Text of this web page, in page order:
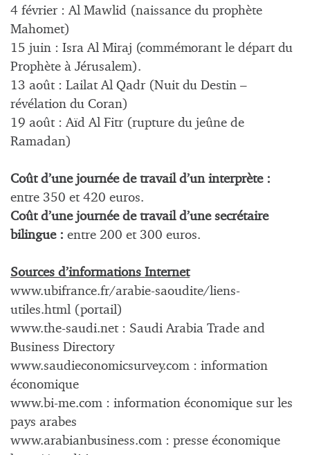
4 février : Al Mawlid (naissance du prophète
Mahomet)
15 juin : Isra Al Miraj (commémorant le départ du
Prophète à Jérusalem).
13 août : Lailat Al Qadr (Nuit du Destin –
révélation du Coran)
19 août : Aïd Al Fitr (rupture du jeûne de
Ramadan)
Coût d’une journée de travail d’un interprète :
entre 350 et 420 euros.
Coût d’une journée de travail d’une secrétaire
bilingue : entre 200 et 300 euros.
Sources d’informations Internet
www.ubifrance.fr/arabie-saoudite/liens-
utiles.html (portail)
www.the-saudi.net : Saudi Arabia Trade and
Business Directory
www.saudieconomicsurvey.com : information
économique
www.bi-me.com : information économique sur les
pays arabes
www.arabianbusiness.com : presse économique